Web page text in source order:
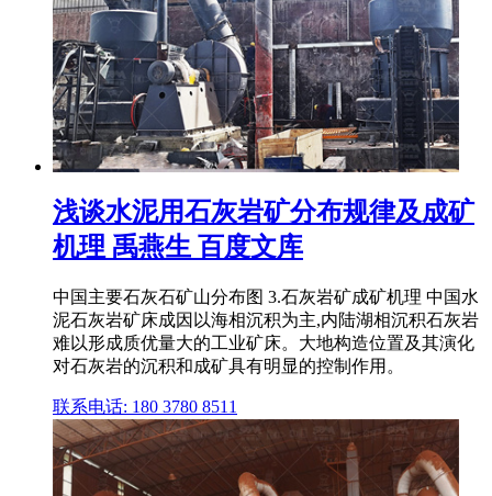
浅谈水泥用石灰岩矿分布规律及成矿
机理 禹燕生 百度文库
中国主要石灰石矿山分布图 3.石灰岩矿成矿机理 中国水
泥石灰岩矿床成因以海相沉积为主,内陆湖相沉积石灰岩
难以形成质优量大的工业矿床。大地构造位置及其演化
对石灰岩的沉积和成矿具有明显的控制作用。
联系电话: 180 3780 8511